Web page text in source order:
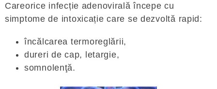
Careorice infecție adenovirală începe cu
simptome de intoxicație care se dezvoltă rapid:
încălcarea termoreglării,
dureri de cap, letargie,
somnolenţă.